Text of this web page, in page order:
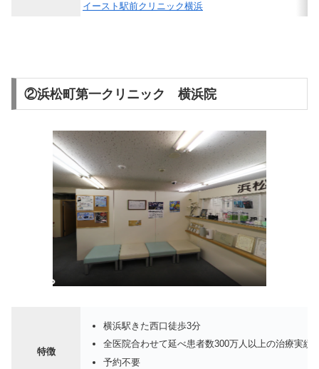
イースト駅前クリニック横浜
②浜松町第一クリニック 横浜院
特徴
横浜駅きた西口徒歩3分
全医院合わせて延べ患者数300万人以上の治療実績
予約不要